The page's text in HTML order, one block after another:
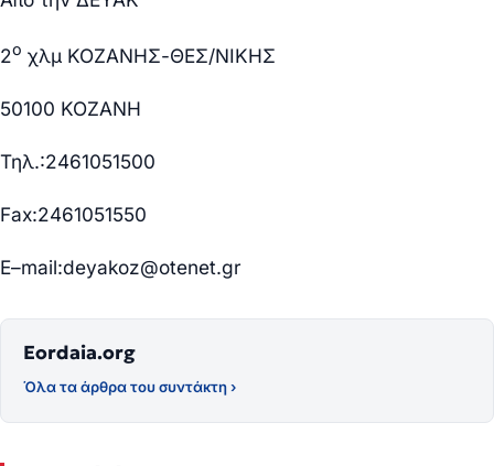
2ο χλμ ΚΟΖΑΝΗΣ-ΘΕΣ/ΝΙΚΗΣ
50100 ΚΟΖΑΝΗ
Τηλ.:2461051500
Fax:2461051550
E–mail:deyakoz@otenet.gr
Eordaia.org
Όλα τα άρθρα του συντάκτη ›